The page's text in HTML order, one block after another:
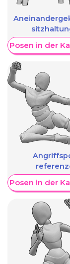
Posen in der
Posen in der